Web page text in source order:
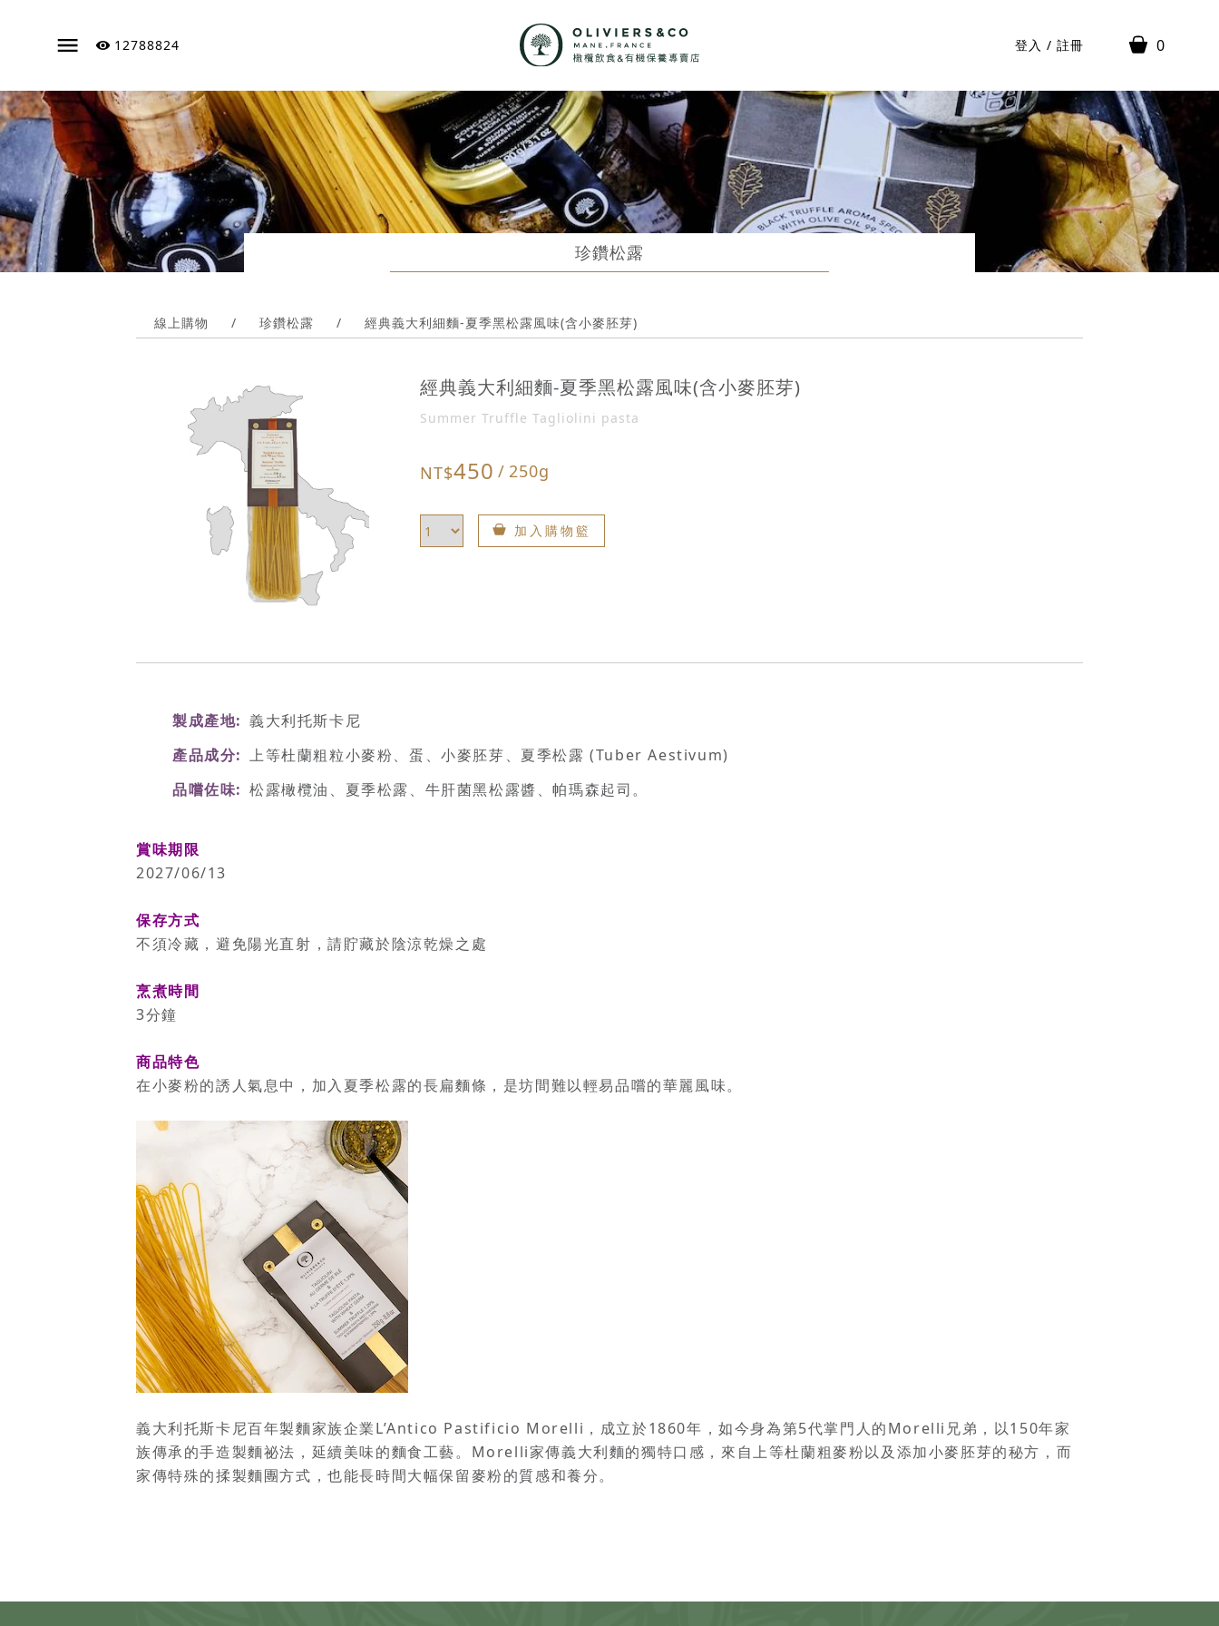
12788824 登入 / 註冊 0
珍鑽松露
線上購物 / 珍鑽松露 / 經典義大利細麵-夏季黑松露風味(含小麥胚芽)
經典義大利細麵-夏季黑松露風味(含小麥胚芽)
Summer Truffle Tagliolini pasta
NT$450 / 250g
加入購物籃
製成產地
義大利托斯卡尼
產品成分
上等杜蘭粗粒小麥粉、蛋、小麥胚芽、夏季松露 (Tuber Aestivum)
品嚐佐味
松露橄欖油、夏季松露、牛肝菌黑松露醬、帕瑪森起司。
賞味期限
2027/06/13
保存方式
不須冷藏，避免陽光直射，請貯藏於陰涼乾燥之處
烹煮時間
3分鐘
商品特色
在小麥粉的誘人氣息中，加入夏季松露的長扁麵條，是坊間難以輕易品嚐的華麗風味。
義大利托斯卡尼百年製麵家族企業L’Antico Pastificio Morelli，成立於1860年，如今身為第5代掌門人的Morelli兄弟，以150年家
族傳承的手造製麵祕法，延續美味的麵食工藝。Morelli家傳義大利麵的獨特口感，來自上等杜蘭粗麥粉以及添加小麥胚芽的秘方，而
家傳特殊的揉製麵團方式，也能長時間大幅保留麥粉的質感和養分。